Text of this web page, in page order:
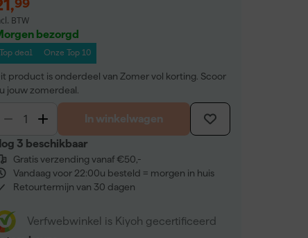
,99
BTW
bezorgd
Top deal Onze Top 10
product is onderdeel van Zomer vol korting. Scoor
jouw zomerdeal.
In winkelwagen
3 beschikbaar
Gratis verzending vanaf €50,-
Vandaag voor 22:00u besteld = morgen in huis
Retourtermijn van 30 dagen
Verfwebwinkel is Kiyoh gecertificeerd